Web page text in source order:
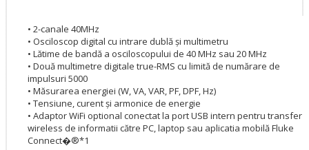
• 2-canale 40MHz
• Osciloscop digital cu intrare dublă şi multimetru
• Lătime de bandă a osciloscopului de 40 MHz sau 20 MHz
• Două multimetre digitale true-RMS cu limită de numărare de
impulsuri 5000
• Măsurarea energiei (W, VA, VAR, PF, DPF, Hz)
• Tensiune, curent şi armonice de energie
• Adaptor WiFi optional conectat la port USB intern pentru transfer
wireless de informatii către PC, laptop sau aplicatia mobilă Fluke
Connect�®*1